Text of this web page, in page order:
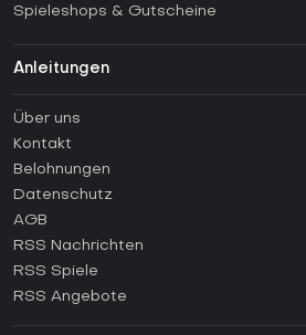
Spieleshops & Gutscheine
Anleitungen
Anleitungen
Wie aktiviert man einen Steam CD
Wie aktiviert man einen Epic Games
Wie aktiviert man einen GOG CD Key?
Wie aktiviert man einen Ubisoft
Über uns
Kontakt
Belohnungen
Datenschutz
AGB
RSS Nachrichten
RSS Spiele
RSS Angebote